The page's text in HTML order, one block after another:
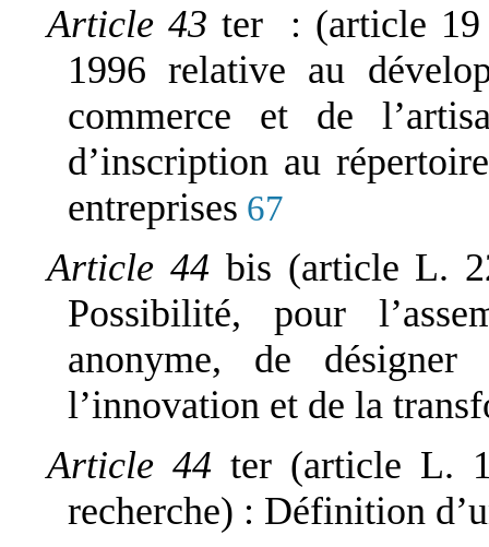
Article 43 ter : (article 19
1996 relative au
commerce et de
d’inscription au
entreprises 67
Article 44 bis (article L.
Possibilité, pour
anonyme, de
l’innovation et de la
Article 44ter (article L.
recherche) : Définition